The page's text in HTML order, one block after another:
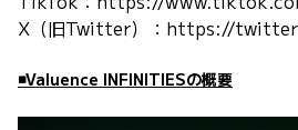
X（旧Twitter）： https://
◾️Valuence INFINITIESの概要